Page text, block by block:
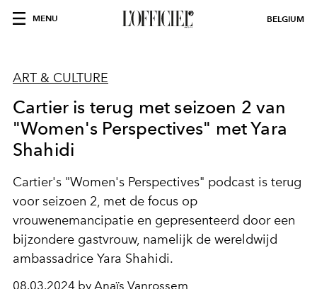
MENU BELGIUM
ART & CULTURE
Cartier is terug met seizoen 2 van
"Women's Perspectives" met Yara
Shahidi
Cartier's "Women's Perspectives" podcast is terug
voor seizoen 2, met de focus op
vrouwenemancipatie en gepresenteerd door een
bijzondere gastvrouw, namelijk de wereldwijd
ambassadrice Yara Shahidi.
08.03.2024 by Anaïs Vanrossem